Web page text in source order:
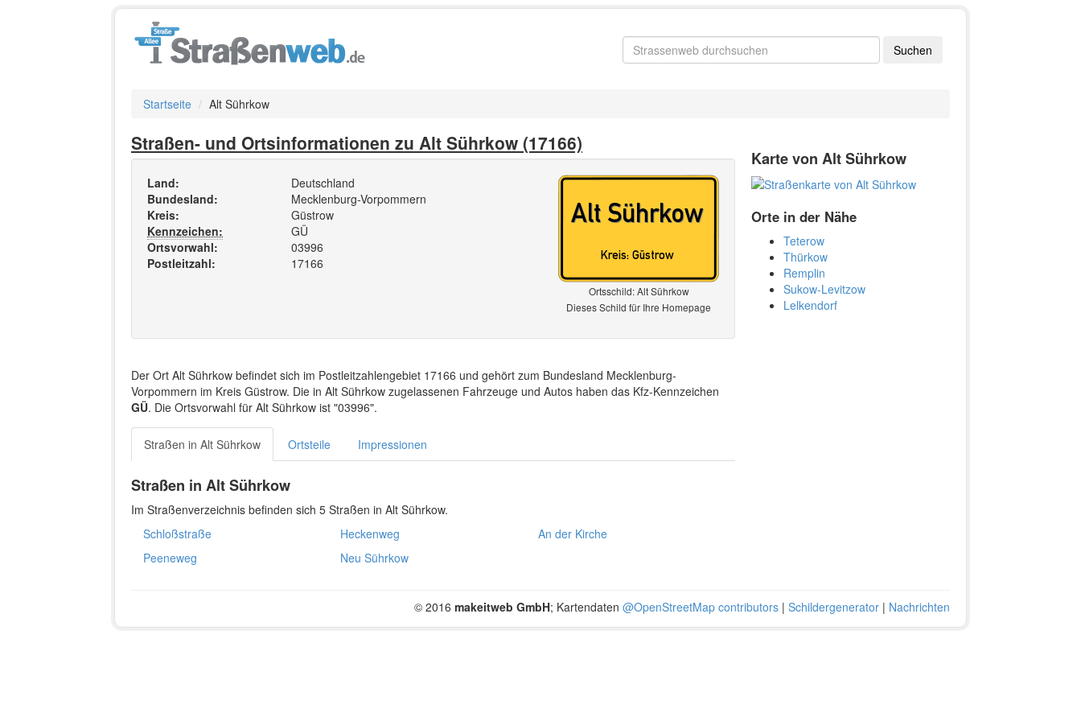
Startseite Alt Sührkow
Straßen- und Ortsinformationen zu Alt Sührkow (17166)
Ortsschild: Alt Sührkow
Dieses Schild für Ihre Homepage
Land:
Deutschland
Bundesland:
Mecklenburg-Vorpommern
Kreis:
Güstrow
Kennzeichen:
GÜ
Ortsvorwahl:
03996
Postleitzahl:
17166
Der Ort Alt Sührkow befindet sich im Postleitzahlengebiet 17166 und gehört zum Bundesland Mecklenburg-
Vorpommern im Kreis Güstrow. Die in Alt Sührkow zugelassenen Fahrzeuge und Autos haben das Kfz-Kennzeichen
GÜ. Die Ortsvorwahl für Alt Sührkow ist "03996".
Straßen in Alt Sührkow Ortsteile Impressionen
Straßen in Alt Sührkow
Im Straßenverzeichnis befinden sich 5 Straßen in Alt Sührkow.
Schloßstraße
Heckenweg
An der Kirche
Peeneweg
Neu Sührkow
Karte von Alt Sührkow
Orte in der Nähe
Teterow
Thürkow
Remplin
Sukow-Levitzow
Lelkendorf
© 2016 makeitweb GmbH; Kartendaten @OpenStreetMap contributors | Schildergenerator | Nachrichten